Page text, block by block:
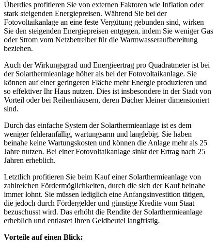
Überdies profitieren Sie von externen Faktoren wie Inflation oder
stark steigenden Energiepreisen. Während Sie bei der
Fotovoltaikanlage an eine feste Vergütung gebunden sind, wirken
Sie den steigenden Energiepreisen entgegen, indem Sie weniger Gas
oder Strom vom Netzbetreiber für die Warmwasseraufbereitung
beziehen.
Auch der Wirkungsgrad und Energieertrag pro Quadratmeter ist bei
der Solarthermieanlage höher als bei der Fotovoltaikanlage. Sie
können auf einer geringeren Fläche mehr Energie produzieren und
so effektiver Ihr Haus nutzen. Dies ist insbesondere in der Stadt von
Vorteil oder bei Reihenhäusern, deren Dächer kleiner dimensioniert
sind.
Durch das einfache System der Solarthermieanlage ist es dem
weniger fehleranfällig, wartungsarm und langlebig. Sie haben
beinahe keine Wartungskosten und können die Anlage mehr als 25
Jahre nutzen. Bei einer Fotovoltaikanlage sinkt der Ertrag nach 25
Jahren erheblich.
Letztlich profitieren Sie beim Kauf einer Solarthermieanlage von
zahlreichen Fördermöglichkeiten, durch die sich der Kauf beinahe
immer lohnt. Sie müssen lediglich eine Anfangsinvestition tätigen,
die jedoch durch Fördergelder und günstige Kredite vom Staat
bezuschusst wird. Das erhöht die Rendite der Solarthermieanlage
erheblich und entlastet Ihren Geldbeutel langfristig.
Vorteile auf einen Blick: